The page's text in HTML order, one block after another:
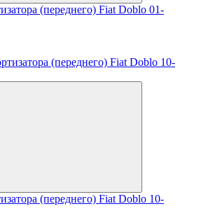
(переднего) Fiat Doblo 01-
(переднего) Fiat Doblo 10-